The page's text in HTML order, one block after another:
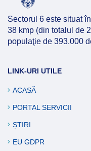
Sectorul 6 este situat
38 kmp (din totalul de
populaţie de 393.000
LINK-URI UTILE
ACASĂ
PORTAL SERVICII
ȘTIRI
EU GDPR